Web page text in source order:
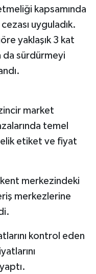
kapsamında
uyguladık.
yaklaşık 3 kat
da sürdürmeyi
market
temel
etiket ve fiyat
merkezindeki
merkezlerine
kontrol eden